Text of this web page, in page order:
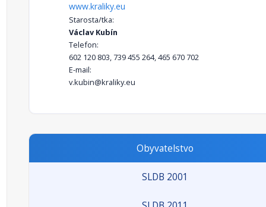
www.kraliky.eu
Starosta/tka:
Václav Kubín
Telefon:
602 120 803, 739 455 264, 465 670 702
E-mail:
v.kubin@kraliky.eu
Obyvatelstvo
SLDB 2001